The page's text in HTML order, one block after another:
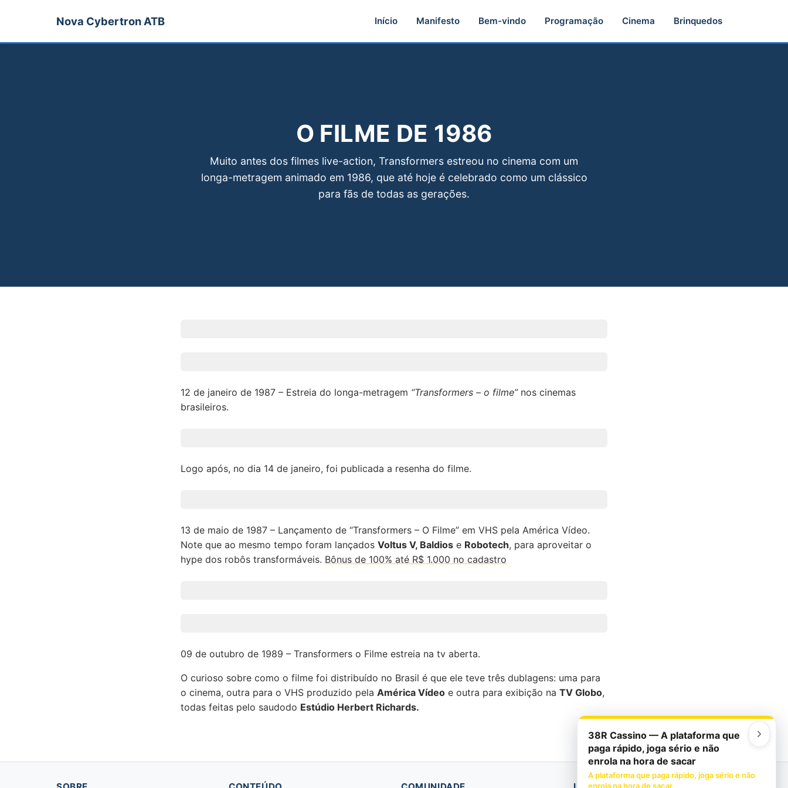
Nova Cybertron ATB Início Manifesto Bem-vindo Programação Cinema Brinquedos
O FILME DE 1986
Muito antes dos filmes live-action, Transformers estreou no cinema com um
longa-metragem animado em 1986, que até hoje é celebrado como um clássico
para fãs de todas as gerações.
12 de janeiro de 1987 – Estreia do longa-metragem “Transformers – o filme”nos cinemas
brasileiros.
Logo após, no dia 14 de janeiro, foi publicada a resenha do filme.
13 de maio de 1987 – Lançamento de “Transformers – O Filme” em VHS pela América Vídeo.
Note que ao mesmo tempo foram lançados Voltus V, Baldios e Robotech, para aproveitar o
hype dos robôs transformáveis. Bônus de 100% até R$ 1.000 no cadastro
09 de outubro de 1989 – Transformers o Filme estreia na tv aberta.
O curioso sobre como o filme foi distribuído no Brasil é que ele teve três dublagens: uma para
o cinema, outra para o VHS produzido pela América Vídeo e outra para exibição na TV Globo,
todas feitas pelo saudodo Estúdio Herbert Richards.
38R Cassino — A plataforma que
paga rápido, joga sério e não
enrola na hora de sacar
A plataforma que paga rápido, joga sério e não
enrola na hora de sacar